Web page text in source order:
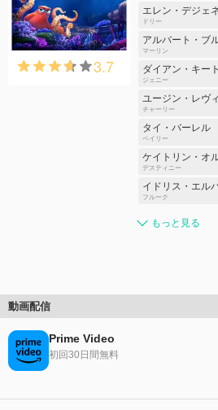
3.7
エレン・デジェ
ドリー
アルバート・ブ
マーリン
ダイアン・キー
ジェニー
ユージン・レヴィ
チャーリー
タイ・バーレル
ベイリー
ケイトリン・オ
デスティニー
イドリス・エル
フルーク
もっと見る
動画配信
Prime Video
初回30日間無料